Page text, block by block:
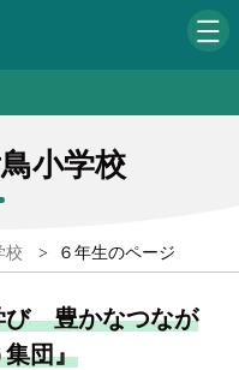
小学校
校 > ６年生のページ
び 豊かなつなが
団』